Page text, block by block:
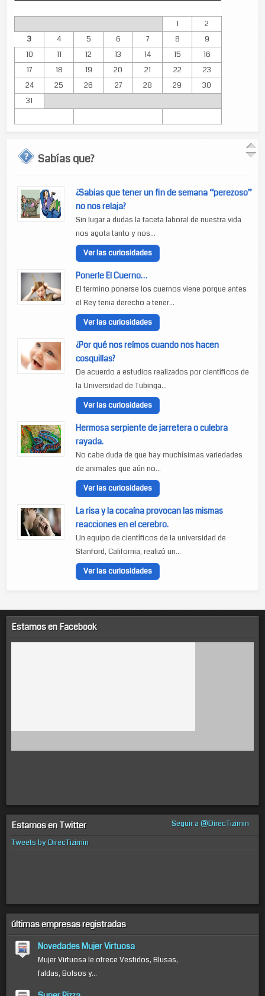
1
2
3
4 5 6 7 8
9
10
11 12 13 14 15
16
17
18 19 20 21 22
23
24
25 26 27 28 29
30
31
Sabías que?
¿Sabias que tener un fin de semana “perezoso”
no nos relaja?
Sin lugar a dudas la faceta laboral de nuestra vida
nos agota tanto y nos...
Ver las curiosidades
Ponerle El Cuerno…
El termino ponerse los cuernos viene porque antes
el Rey tenia derecho a tener...
Ver las curiosidades
¿Por qué nos reímos cuando nos hacen
cosquillas?
De acuerdo a estudios realizados por científicos de
la Universidad de Tubinga...
Ver las curiosidades
Hermosa serpiente de jarretera o culebra
rayada.
No cabe duda de que hay muchísimas variedades
de animales que aún no...
Ver las curiosidades
La risa y la cocaína provocan las mismas
reacciones en el cerebro.
Un equipo de científicos de la universidad de
Stanford, California, realizó un...
Ver las curiosidades
Estamos en Facebook
Estamos en Twitter
Seguir a @DirecTizimin
Tweets by DirecTizimin
últimas empresas registradas
Novedades Mujer Virtuosa
Mujer Virtuosa le ofrece Vestidos, Blusas,
faldas, Bolsos y...